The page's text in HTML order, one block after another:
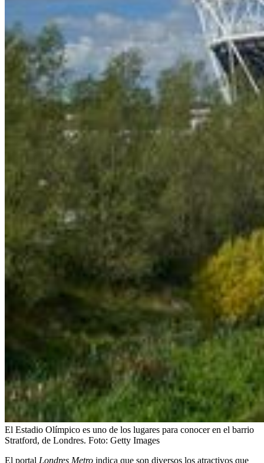
El Estadio Olímpico es uno de los lugares para conocer en el barrio
Stratford, de Londres. Foto: Getty Images
El portal Londres Metro indica que son diversos los atractivos que